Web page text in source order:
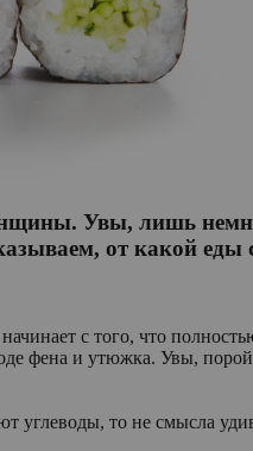
Увы, лишь
от какой еды
с того, что
фена и утюжка. Увы,
углеводы, то не смысла